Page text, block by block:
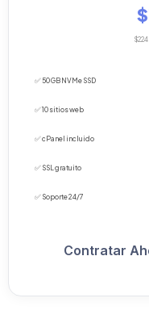
✅ 50 GB NVMe SSD
✅ 10 sitios web
✅ cPanel incluido
✅ SSL gratuito
✅ Soporte 24/7
Contratar